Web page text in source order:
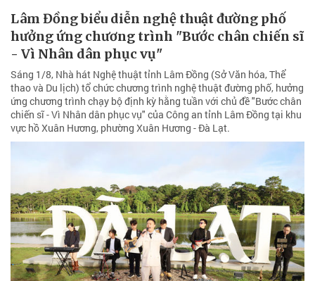
Lâm Đồng biểu diễn nghệ thuật đường phố
hưởng ứng chương trình "Bước chân chiến sĩ
- Vì Nhân dân phục vụ"
Sáng 1/8, Nhà hát Nghệ thuật tỉnh Lâm Đồng (Sở Văn hóa, Thể
thao và Du lịch) tổ chức chương trình nghệ thuật đường phố, hưởng
ứng chương trình chạy bộ định kỳ hằng tuần với chủ đề "Bước chân
chiến sĩ - Vì Nhân dân phục vụ" của Công an tỉnh Lâm Đồng tại khu
vực hồ Xuân Hương, phường Xuân Hương - Đà Lạt.